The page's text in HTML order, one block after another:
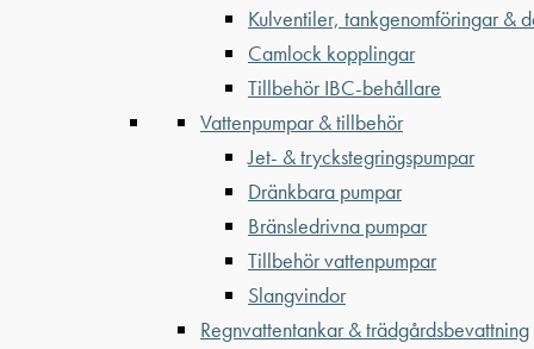
Kulventiler, tankgenomföringar &
Camlock kopplingar
Tillbehör IBC-behållare
Vattenpumpar & tillbehör
Jet- & tryckstegringspumpar
Dränkbara pumpar
Bränsledrivna pumpar
Tillbehör vattenpumpar
Slangvindor
Regnvattentankar & trädgårdsbevattning